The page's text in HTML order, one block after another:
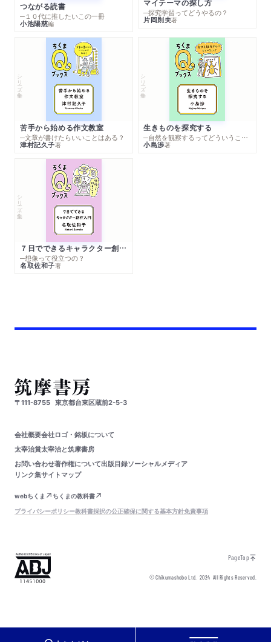
つながる読書
─１０代に推したいこの一冊
小池陽慈編
マイテーマの探し方
─探究学習ってどうやるの？
片岡則夫著
シリーズ・全集
苦手から始める作文教室
─文章が書けたらいいことはある？
津村記久子著
シリーズ・全集
生きものを探究する
─自然を観察するってどういうこと？
小島渉著
シリーズ・全集
７日でできるキャラクター創作入門
─想像って役立つの？
名取佐和子著
〒111-8755 東京都台東区蔵前2-5-3
会社概要会社ロゴ・銘板について
太宰治賞太宰治と筑摩書房
お問い合わせ著作権について出版目録ソーシャルメディア
リンク集サイトマップ
webちくま
ちくまの教科書
プライバシーポリシー教科書採択の公正確保に関する基本方針免責事項
PageTop
© Chikumashobo Ltd.2024 All Rights Reserved.